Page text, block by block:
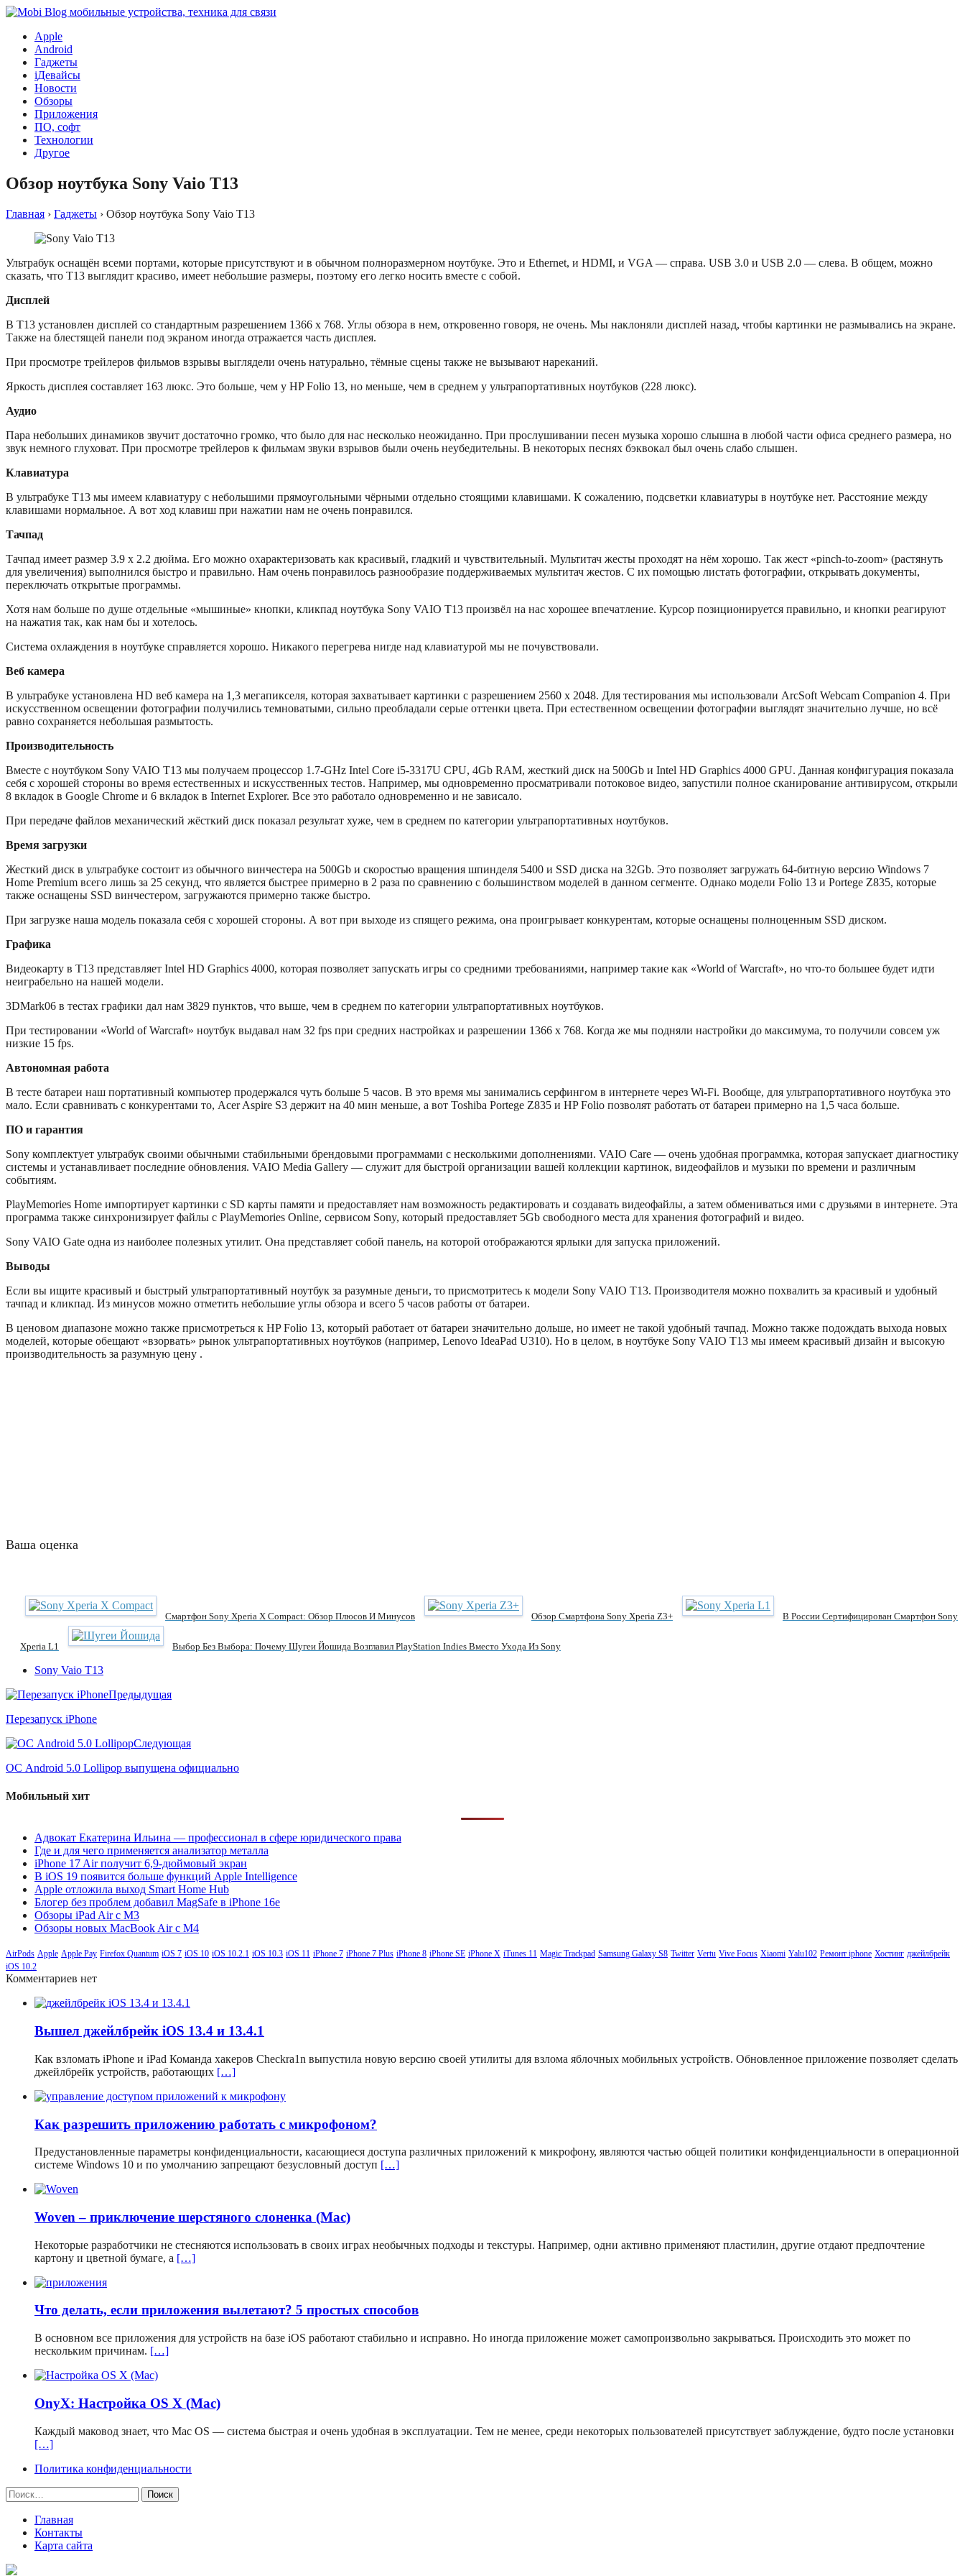
Apple
Android
Гаджеты
iДевайсы
Новости
Обзоры
Приложения
ПО, софт
Технологии
Другое
Обзор ноутбука Sony Vaio T13
Главная › Гаджеты › Обзор ноутбука Sony Vaio T13
Ультрабук оснащён всеми портами, которые присутствуют и в обычном полноразмерном ноутбуке. Это и Ethernet, и HDMI, и VGA — справа. USB 3.0 и USB 2.0 — слева. В общем, можно
сказать, что T13 выглядит красиво, имеет небольшие размеры, поэтому его легко носить вместе с собой.
Дисплей
В T13 установлен дисплей со стандартным разрешением 1366 x 768. Углы обзора в нем, откровенно говоря, не очень. Мы наклоняли дисплей назад, чтобы картинки не размывались на экране.
Также на блестящей панели под экраном иногда отражается часть дисплея.
При просмотре трейлеров фильмов взрывы выглядели очень натурально, тёмные сцены также не вызывают нареканий.
Яркость дисплея составляет 163 люкс. Это больше, чем у HP Folio 13, но меньше, чем в среднем у ультрапортативных ноутбуков (228 люкс).
Аудио
Пара небольших динамиков звучит достаточно громко, что было для нас несколько неожиданно. При прослушивании песен музыка хорошо слышна в любой части офиса среднего размера, но
звук немного глуховат. При просмотре трейлеров к фильмам звуки взрывов были очень неубедительны. В некоторых песнях бэквокал был очень слабо слышен.
Клавиатура
В ультрабуке T13 мы имеем клавиатуру с небольшими прямоугольными чёрными отдельно стоящими клавишами. К сожалению, подсветки клавиатуры в ноутбуке нет. Расстояние между
клавишами нормальное. А вот ход клавиш при нажатии нам не очень понравился.
Тачпад
Тачпад имеет размер 3.9 x 2.2 дюйма. Его можно охарактеризовать как красивый, гладкий и чувствительный. Мультитач жесты проходят на нём хорошо. Так жест «pinch-to-zoom» (растянуть
для увеличения) выполнился быстро и правильно. Нам очень понравилось разнообразие поддерживаемых мультитач жестов. С их помощью листать фотографии, открывать документы,
переключать открытые программы.
Хотя нам больше по душе отдельные «мышиные» кнопки, кликпад ноутбука Sony VAIO T13 произвёл на нас хорошее впечатление. Курсор позиционируется правильно, и кнопки реагируют
на нажатия так, как нам бы и хотелось.
Система охлаждения в ноутбуке справляется хорошо. Никакого перегрева нигде над клавиатурой мы не почувствовали.
Веб камера
В ультрабуке установлена HD веб камера на 1,3 мегапикселя, которая захватывает картинки с разрешением 2560 x 2048. Для тестирования мы использовали ArcSoft Webcam Companion 4. При
искусственном освещении фотографии получились темноватыми, сильно преобладали серые оттенки цвета. При естественном освещении фотографии выглядят значительно лучше, но всё
равно сохраняется небольшая размытость.
Производительность
Вместе с ноутбуком Sony VAIO T13 мы получаем процессор 1.7-GHz Intel Core i5-3317U CPU, 4Gb RAM, жесткий диск на 500Gb и Intel HD Graphics 4000 GPU. Данная конфигурация показала
себя с хорошей стороны во время естественных и искусственных тестов. Например, мы одновременно просматривали потоковое видео, запустили полное сканирование антивирусом, открыли
8 вкладок в Google Chrome и 6 вкладок в Internet Explorer. Все это работало одновременно и не зависало.
При передаче файлов механический жёсткий диск показал результат хуже, чем в среднем по категории ультрапортативных ноутбуков.
Время загрузки
Жесткий диск в ультрабуке состоит из обычного винчестера на 500Gb и скоростью вращения шпинделя 5400 и SSD диска на 32Gb. Это позволяет загружать 64-битную версию Windows 7
Home Premium всего лишь за 25 секунд, что является быстрее примерно в 2 раза по сравнению с большинством моделей в данном сегменте. Однако модели Folio 13 и Portege Z835, которые
также оснащены SSD винчестером, загружаются примерно также быстро.
При загрузке наша модель показала себя с хорошей стороны. А вот при выходе из спящего режима, она проигрывает конкурентам, которые оснащены полноценным SSD диском.
Графика
Видеокарту в T13 представляет Intel HD Graphics 4000, которая позволяет запускать игры со средними требованиями, например такие как «World of Warcraft», но что-то большее будет идти
неиграбельно на нашей модели.
3DMark06 в тестах графики дал нам 3829 пунктов, что выше, чем в среднем по категории ультрапортативных ноутбуков.
При тестировании «World of Warcraft» ноутбук выдавал нам 32 fps при средних настройках и разрешении 1366 x 768. Когда же мы подняли настройки до максимума, то получили совсем уж
низкие 15 fps.
Автономная работа
В тесте батареи наш портативный компьютер продержался чуть больше 5 часов. В это время мы занимались серфингом в интернете через Wi-Fi. Вообще, для ультрапортативного ноутбука это
мало. Если сравнивать с конкурентами то, Acer Aspire S3 держит на 40 мин меньше, а вот Toshiba Portege Z835 и HP Folio позволят работать от батареи примерно на 1,5 часа больше.
ПО и гарантия
Sony комплектует ультрабук своими обычными стабильными брендовыми программами с несколькими дополнениями. VAIO Care — очень удобная программка, которая запускает диагностику
системы и устанавливает последние обновления. VAIO Media Gallery — служит для быстрой организации вашей коллекции картинок, видеофайлов и музыки по времени и различным
событиям.
PlayMemories Home импортирует картинки с SD карты памяти и предоставляет нам возможность редактировать и создавать видеофайлы, а затем обмениваться ими с друзьями в интернете. Эта
программа также синхронизирует файлы с PlayMemories Online, сервисом Sony, который предоставляет 5Gb свободного места для хранения фотографий и видео.
Sony VAIO Gate одна из наиболее полезных утилит. Она представляет собой панель, на которой отображаются ярлыки для запуска приложений.
Выводы
Если вы ищите красивый и быстрый ультрапортативный ноутбук за разумные деньги, то присмотритесь к модели Sony VAIO T13. Производителя можно похвалить за красивый и удобный
тачпад и кликпад. Из минусов можно отметить небольшие углы обзора и всего 5 часов работы от батареи.
В ценовом диапазоне можно также присмотреться к HP Folio 13, который работает от батареи значительно дольше, но имеет не такой удобный тачпад. Можно также подождать выхода новых
моделей, которые обещают «взорвать» рынок ультрапортативных ноутбуков (например, Lenovo IdeaPad U310). Но в целом, в ноутбуке Sony VAIO T13 мы имеем красивый дизайн и высокую
производительность за разумную цену .
Ваша оценка
Смартфон Sony Xperia X Compact: Обзор Плюсов И Минусов Обзор Смартфона Sony Xperia Z3+ В России Сертифицирован Смартфон Sony
Xperia L1 Выбор Без Выбора: Почему Шугеи Йошида Возглавил PlayStation Indies Вместо Ухода Из Sony
Sony Vaio T13
Предыдущая
Перезапуск iPhone
Следующая
ОС Android 5.0 Lollipop выпущена официально
Мобильный хит
Адвокат Екатерина Ильина — профессионал в сфере юридического права
Где и для чего применяется анализатор металла
iPhone 17 Air получит 6,9-дюймовый экран
В iOS 19 появится больше функций Apple Intelligence
Apple отложила выход Smart Home Hub
Блогер без проблем добавил MagSafe в iPhone 16e
Обзоры iPad Air с M3
Обзоры новых MacBook Air с M4
AirPods Apple Apple Pay Firefox Quantum iOS 7 iOS 10 iOS 10.2.1 iOS 10.3 iOS 11 iPhone 7 iPhone 7 Plus iPhone 8 iPhone SE iPhone X iTunes 11 Magic Trackpad Samsung Galaxy S8 Twitter Vertu Vive Focus Xiaomi Yalu102 Ремонт iphone Хостинг джейлбрейк
iOS 10.2
Комментариев нет
Вышел джейлбрейк iOS 13.4 и 13.4.1
Как взломать iPhone и iPad Команда хакеров Checkra1n выпустила новую версию своей утилиты для взлома яблочных мобильных устройств. Обновленное приложение позволяет сделать
джейлбрейк устройств, работающих […]
Как разрешить приложению работать с микрофоном?
Предустановленные параметры конфиденциальности, касающиеся доступа различных приложений к микрофону, являются частью общей политики конфиденциальности в операционной
системе Windows 10 и по умолчанию запрещают безусловный доступ […]
Woven – приключение шерстяного слоненка (Mac)
Некоторые разработчики не стесняются использовать в своих играх необычных подходы и текстуры. Например, одни активно применяют пластилин, другие отдают предпочтение
картону и цветной бумаге, а […]
Что делать, если приложения вылетают? 5 простых способов
В основном все приложения для устройств на базе iOS работают стабильно и исправно. Но иногда приложение может самопроизвольно закрываться. Происходить это может по
нескольким причинам. […]
OnyX: Настройка OS X (Mac)
Каждый маковод знает, что Mac OS — система быстрая и очень удобная в эксплуатации. Тем не менее, среди некоторых пользователей присутствует заблуждение, будто после установки
[…]
Политика конфиденциальности
Найти:
Главная
Контакты
Карта сайта